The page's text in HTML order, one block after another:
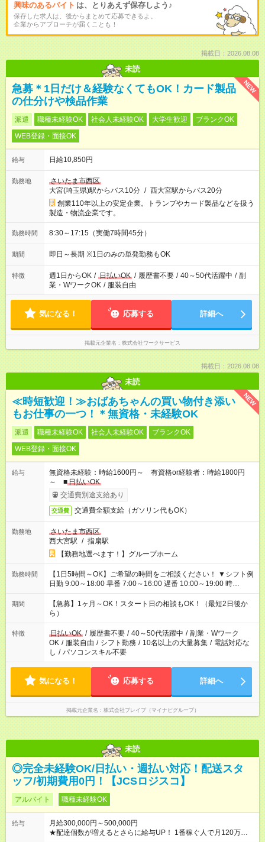
興味のあるバイト は、とりあえず保存しよう♪
保存した求人は、後からまとめて応募できるよ。
企業からアプローチが届くことも！
掲載日：2026.08.08
未読
NEW
急募＊1日だけ＆経験なくてもOK！カード製品
の仕分けや検品作業
派遣 職種未経験OK 社会人未経験OK 大学生歓迎
ブランクOK
WEB登録・面接OK
給与 日給10,850円
勤務地
さいたま市西区
大宮(埼玉県)駅からバス10分 / 西大宮駅からバス20分
創業110年以上の安定企業。トランプやカード製品などを扱う
製造・物流企業です。
勤務時間 8:30～17:15（実働7時間45分）
期間 即日～長期 ※1日のみの単発勤務もOK
特徴 週1日からOK / 日払いOK / 履歴書不要 / 40～50代活躍中 / 副
業・WワークOK / 服装自由
気になる！ 応募する 詳細へ
掲載元企業名 株式会社ワークサービス
掲載日：2026.08.08
未読
NEW
≪時短歓迎！≫おばあちゃんの買い物付き添い
もお仕事の一つ！＊無資格・未経験OK
派遣 職種未経験OK 社会人未経験OK
ブランクOK
WEB登録・面接OK
給与
無資格未経験：時給1600円～ 有資格or経験者：時給1800円
～ ■日払いOK
交通費別途支給あり
交通費 交通費全額支給（ガソリン代もOK）
勤務地
さいたま市西区
西大宮駅 / 指扇駅
【勤務地選べます！】グループホーム
勤務時間
【1日5時間～OK】ご希望の時間をご相談ください！ ▼シフト例
日勤 9:00～18:00 早番 7:00～16:00 遅番 10:00～19:00 時
短 10:00～15:00 上記はあくまで一例です。 「夕方までには帰宅
しておきたい」 「朝はゆっくりのスタートがいい」 「お昼の時
間を有効に使いたい」 など、ご希望があれば教えてください
ね。
期間
【急募】1ヶ月～OK！スタート日の相談もOK！（最短2日後か
ら）
特徴 日払いOK / 履歴書不要 / 40～50代活躍中 / 副業・Wワーク
OK / 服装自由 / シフト勤務 / 10名以上の大量募集 / 電話対応な
し / パソコンスキル不要
気になる！ 応募する 詳細へ
掲載元企業名 株式会社ブレイブ（マイナビグループ）
未読
◎完全未経験OK/日払い・週払い対応！配送スタ
ッフ/初期費用0円！【JCSロジスコ】
アルバイト 職種未経験OK
給与
月給300,000円～500,000円
★配達個数が増えるとさらに給与UP！ 1番稼ぐ人で月120万ほ